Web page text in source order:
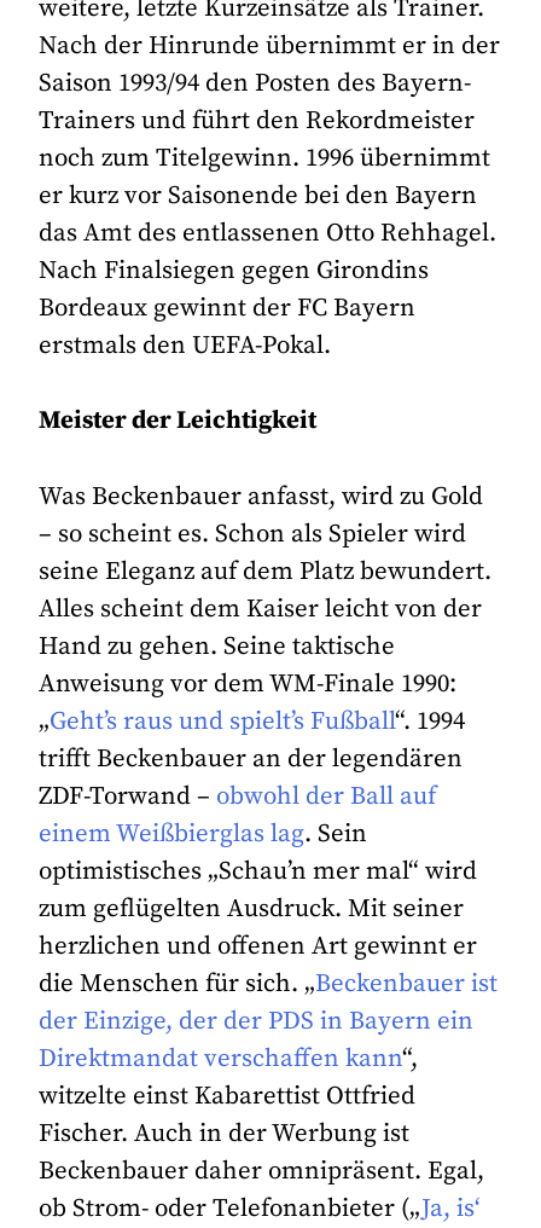
weitere, letzte Kurzeinsätze als Trainer.
Nach der Hinrunde übernimmt er in der
Saison 1993/94 den Posten des Bayern-
Trainers und führt den Rekordmeister
noch zum Titelgewinn. 1996 übernimmt
er kurz vor Saisonende bei den Bayern
das Amt des entlassenen Otto Rehhagel.
Nach Finalsiegen gegen Girondins
Bordeaux gewinnt der FC Bayern
erstmals den UEFA-Pokal.
Meister der Leichtigkeit
Was Beckenbauer anfasst, wird zu Gold
– so scheint es. Schon als Spieler wird
seine Eleganz auf dem Platz bewundert.
Alles scheint dem Kaiser leicht von der
Hand zu gehen. Seine taktische
Anweisung vor dem WM-Finale 1990:
„Geht’s raus und spielt’s Fußball“. 1994
trifft Beckenbauer an der legendären
ZDF-Torwand – obwohl der Ball auf
einem Weißbierglas lag. Sein
optimistisches „Schau’n mer mal“ wird
zum geflügelten Ausdruck. Mit seiner
herzlichen und offenen Art gewinnt er
die Menschen für sich. „Beckenbauer ist
der Einzige, der der PDS in Bayern ein
Direktmandat verschaffen kann“,
witzelte einst Kabarettist Ottfried
Fischer. Auch in der Werbung ist
Beckenbauer daher omnipräsent. Egal,
ob Strom- oder Telefonanbieter („Ja, is‘